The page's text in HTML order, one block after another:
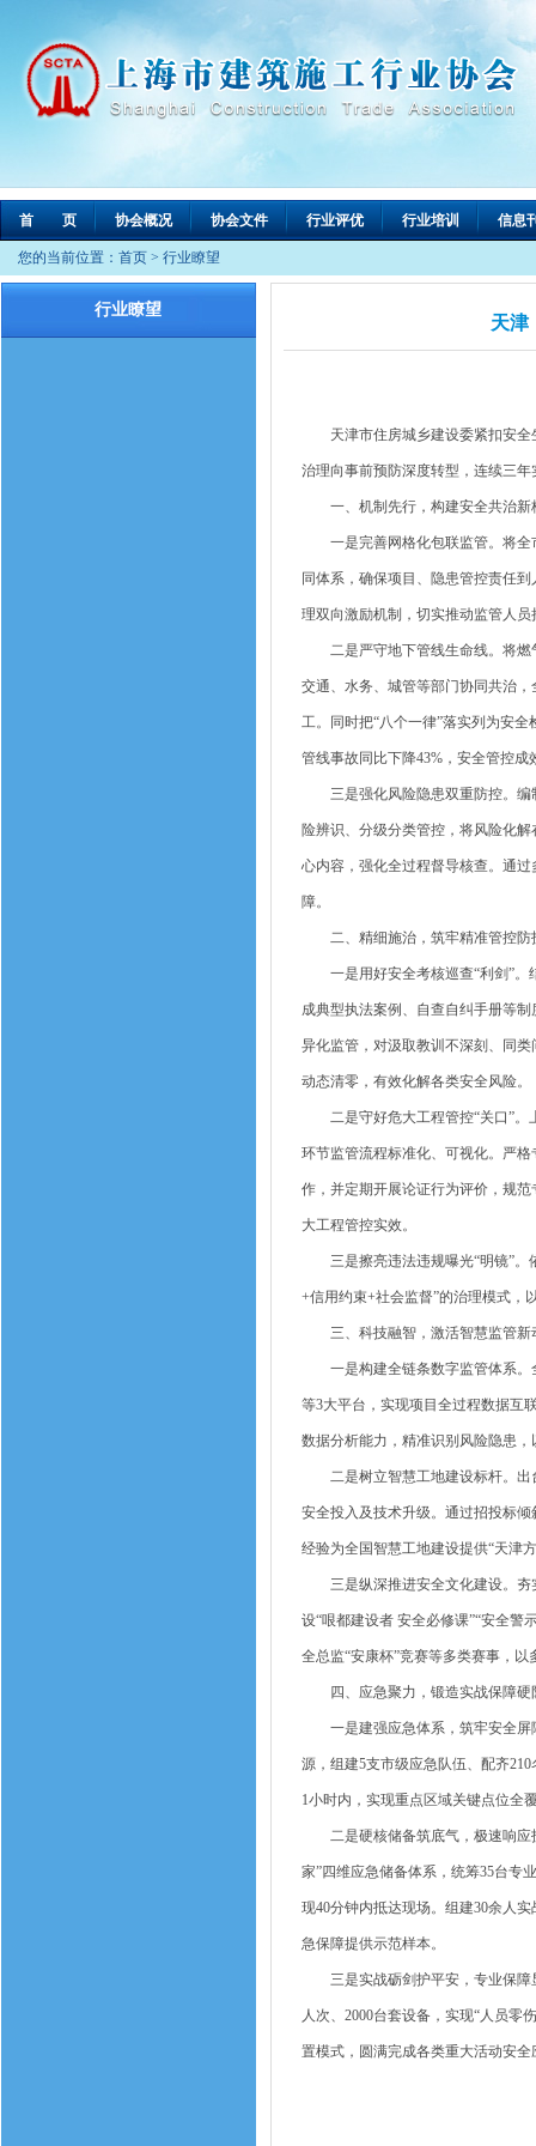
首 页 协会概况 协会文件 行业评优 行业培训 信息
您的当前位置： 首页 > 行业瞭望
行业瞭望
天津
天津市住房城乡建设委紧扣安全
治理向事前预防深度转型，连续三
一、机制先行，构建安全共治新
一是完善网格化包联监管。将全市
同体系，确保项目、隐患管控责任
理双向激励机制，切实推动监管人
二是严守地下管线生命线。将燃
交通、水务、城管等部门协同共治
工。同时把“八个一律”落实列为安
管线事故同比下降43%，安全管控成
三是强化风险隐患双重防控。编
险辨识、分级分类管控，将风险化
心内容，强化全过程督导核查。通
障。
二、精细施治，筑牢精准管控防
一是用好安全考核巡查“利剑”。
成典型执法案例、自查自纠手册等
异化监管，对汲取教训不深刻、同
动态清零，有效化解各类安全风险。
二是守好危大工程管控“关口”。
环节监管流程标准化、可视化。严
作，并定期开展论证行为评价，规
大工程管控实效。
三是擦亮违法违规曝光“明镜”。
+信用约束+社会监督”的治理模式，
三、科技融智，激活智慧监管新
一是构建全链条数字监管体系。
等3大平台，实现项目全过程数据互
数据分析能力，精准识别风险隐患
二是树立智慧工地建设标杆。出
安全投入及技术升级。通过招投标
经验为全国智慧工地建设提供“天津
三是纵深推进安全文化建设。夯
设“哏都建设者 安全必修课”“安全警
全总监“安康杯”竞赛等多类赛事，
四、应急聚力，锻造实战保障硬
一是建强应急体系，筑牢安全屏
源，组建5支市级应急队伍、配齐
1小时内，实现重点区域关键点位全
二是硬核储备筑底气，极速响应
家”四维应急储备体系，统筹35台专
现40分钟内抵达现场。组建30余人
急保障提供示范样本。
三是实战砺剑护平安，专业保障显
人次、2000台套设备，实现“人员零
置模式，圆满完成各类重大活动安